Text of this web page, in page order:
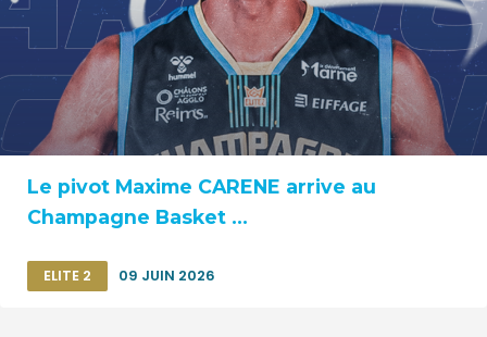
Le pivot Maxime CARENE arrive au
Champagne Basket ...
ELITE 2 09 JUIN 2026